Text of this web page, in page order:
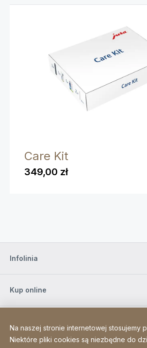
Care Kit
349,00 zł
Infolinia
Kup online
Na naszej stronie internetowej stosujemy
Niektóre pliki cookies są niezbędne do